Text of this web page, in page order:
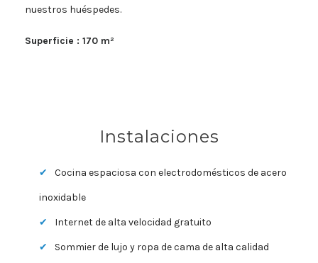
nuestros huéspedes.
Superficie : 170 m²
Instalaciones
Cocina espaciosa con electrodomésticos de acero
inoxidable
Internet de alta velocidad gratuito
Sommier de lujo y ropa de cama de alta calidad